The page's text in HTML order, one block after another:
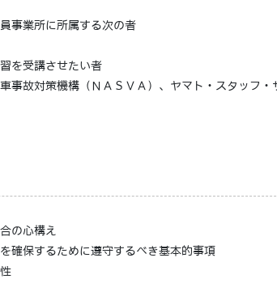
事業所に所属する次の者
を受講させたい者
事故対策機構（ＮＡＳＶＡ）、ヤマト・スタッフ
の心構え
確保するために遵守するべき基本的事項